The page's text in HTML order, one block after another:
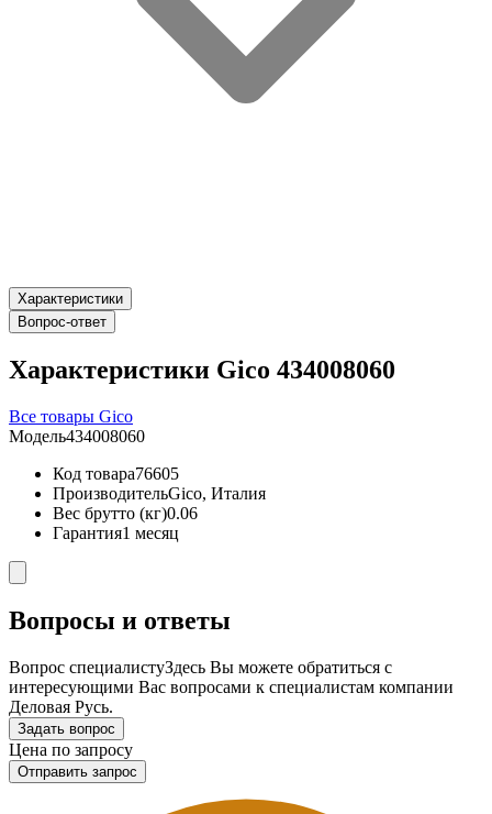
Характеристики
Вопрос-ответ
Характеристики Gico 434008060
Все товары Gico
Модель434008060
Код товара76605
ПроизводительGico, Италия
Вес брутто (кг)0.06
Гарантия1 месяц
Вопросы и ответы
Вопрос специалистуЗдесь Вы можете обратиться с
интересующими Вас вопросами к специалистам компании
Деловая Русь.
Задать вопрос
Цена по запросу
Отправить запрос